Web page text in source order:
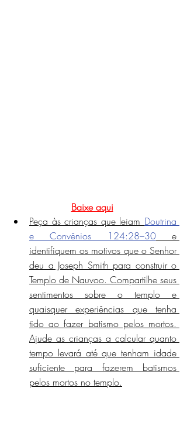
Baixe aqui
Peça às crianças que leiam Doutrina
e Convênios 124:28–30 e
identifiquem os motivos que o Senhor
deu a Joseph Smith para construir o
Templo de Nauvoo. Compartilhe seus
sentimentos sobre o templo e
quaisquer experiências que tenha
tido ao fazer batismo pelos mortos.
Ajude as crianças a calcular quanto
tempo levará até que tenham idade
suficiente para fazerem batismos
pelos mortos no templo.